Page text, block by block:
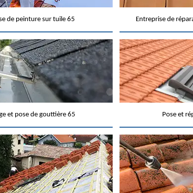
de peinture sur tuile 65 Entreprise de
et pose de gouttière 65 Pose et